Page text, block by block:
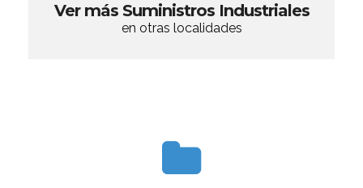
Ver más Suministros Industriales
en otras localidades